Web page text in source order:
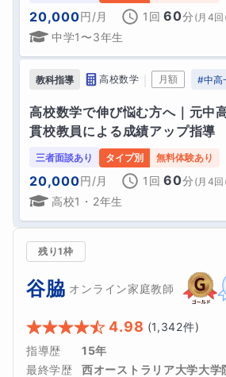
20,000円/月 1回 60分 ( 月4
中学1〜3年生
教科指導 高校数学 月額 #中高
高校数学で伸び悩む方へ｜元中
貫校教員による成績アップ指導
三者面談あり タイプ別 無料体験あり
20,000円/月 1回 60分 ( 月4
高校1・2年生
残り1枠
谷脇 オンライン家庭教師
4.98 (1,342件)
指導歴
15年
最終学歴
西オーストラリア大学大学